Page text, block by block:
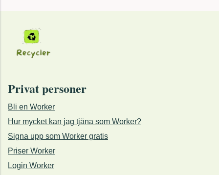
Privat personer
Bli en Worker
Hur mycket kan jag tjäna som Worker?
Signa upp som Worker gratis
Priser Worker
Login Worker